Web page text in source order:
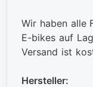
Wir haben alle
E-bikes auf
Versand ist
Hersteller: